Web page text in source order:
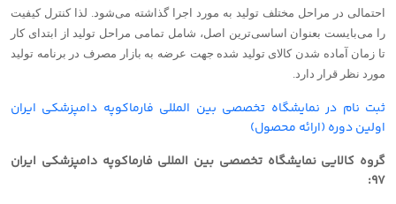
احتمالی در مراحل مختلف تولید به مورد اجرا گذاشته می‌شود. لذا کنترل کیفیت
را می‌بایست بعنوان اساسی‌ترین اصل، شامل تمامی مراحل تولید از ابتدای کار
تا زمان آماده شدن کالای تولید شده جهت عرضه به بازار مصرف در برنامه تولید
مورد نظر قرار دارد.
ثبت نام در نمایشگاه تخصصی بین المللی فارماکوپه دامپزشکی ایران
اولین دوره (ارائه محصول)
گروه کالایی نمایشگاه تخصصی بین المللی فارماکوپه دامپزشکی ایران
97: